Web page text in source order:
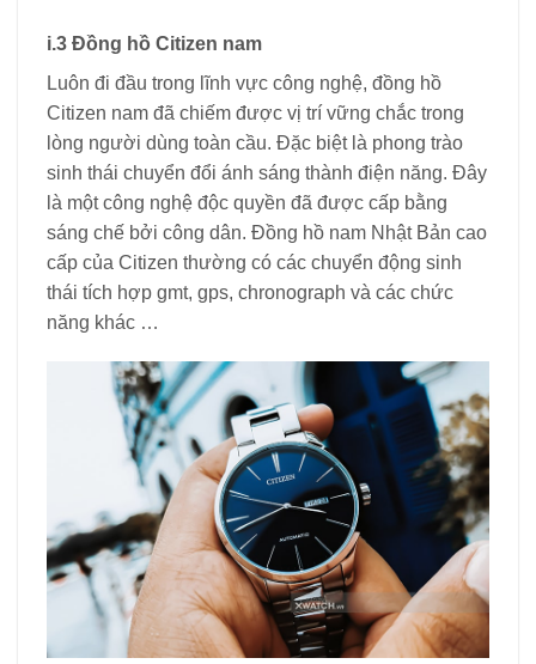
i.3 Đồng hồ Citizen nam
Luôn đi đầu trong lĩnh vực công nghệ, đồng hồ
Citizen nam đã chiếm được vị trí vững chắc trong
lòng người dùng toàn cầu. Đặc biệt là phong trào
sinh thái chuyển đổi ánh sáng thành điện năng. Đây
là một công nghệ độc quyền đã được cấp bằng
sáng chế bởi công dân. Đồng hồ nam Nhật Bản cao
cấp của Citizen thường có các chuyển động sinh
thái tích hợp gmt, gps, chronograph và các chức
năng khác …